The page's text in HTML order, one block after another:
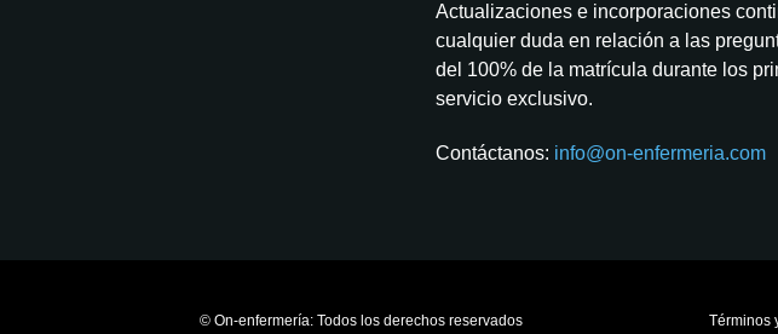
Actualizaciones e incorporaciones
cualquier duda en relación a las
del 100% de la matrícula durante los
servicio exclusivo.
Contáctanos: info@on-enfermeria.com
© On-enfermería: Todos los derechos reservados Términos